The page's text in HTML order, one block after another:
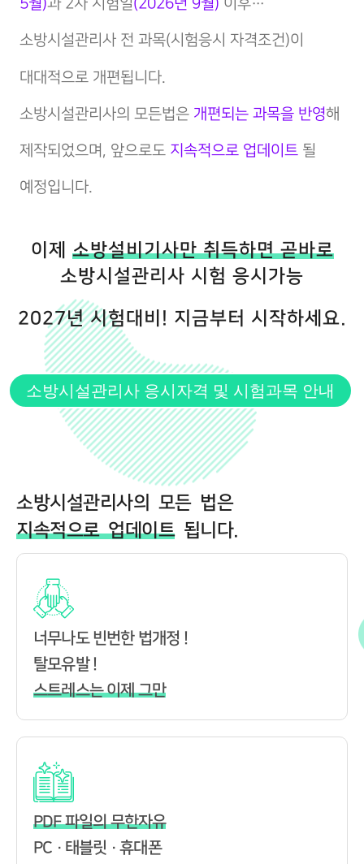
5월)과 2차 시험일(2026년 9월) 이후…
소방시설관리사 전 과목(시험응시 자격조건)이
대대적으로 개편됩니다.
소방시설관리사의 모든법은 개편되는 과목을 반영해
제작되었으며, 앞으로도 지속적으로 업데이트 될
예정입니다.
이제 소방설비기사만 취득하면 곧바로
소방시설관리사 시험 응시가능
2027년 시험대비! 지금부터 시작하세요.
소방시설관리사 응시자격 및 시험과목 안내
소방시설관리사의 모든 법은
지속적으로 업데이트됩니다.
너무나도 빈번한 법개정 !
탈모유발 !
스트레스는 이제 그만
PDF 파일의 무한자유
PC · 태블릿 · 휴대폰